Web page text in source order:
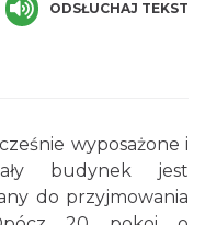
ODSŁUCHAJ TEKST
wyposażone i
budynek jest
do przyjmowania